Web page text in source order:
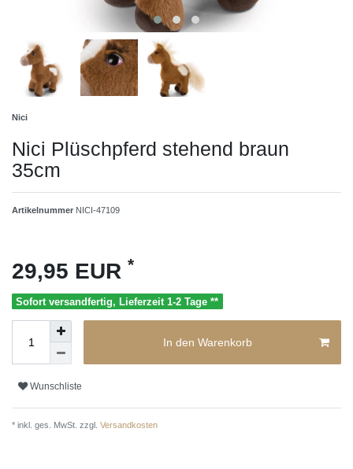
Nici
Nici Plüschpferd stehend braun
35cm
Artikelnummer NICI-47109
29,95 EUR *
Sofort versandfertig, Lieferzeit 1-2 Tage **
In den Warenkorb
Wunschliste
* inkl. ges. MwSt. zzgl. Versandkosten